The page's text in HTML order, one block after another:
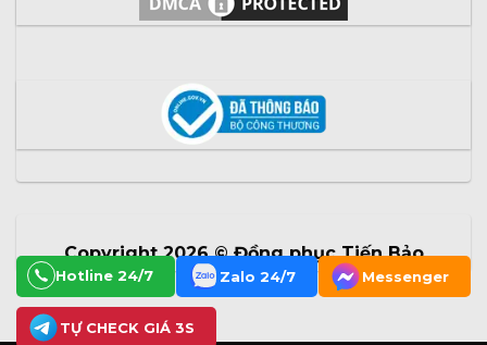
Copyright 2026 ©Đồng phục Tiến Bảo
Hotline 24/7 Zalo 24/7 Messenger
TỰ CHECK GIÁ 3S